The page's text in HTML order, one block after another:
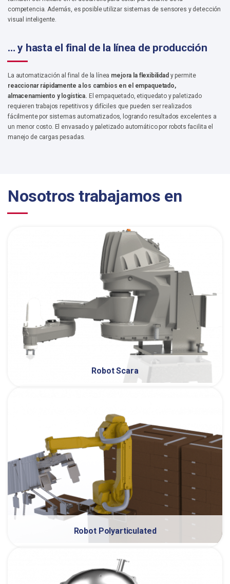
competencia. Además, es posible utilizar sistemas de sensores y detección
visual inteligente.
… y hasta el final de la línea de producción
La automatización al final de la línea mejora la flexibilidad y permite
reaccionar rápidamente a los cambios en el empaquetado,
almacenamiento y logística. El empaquetado, etiquedato y paletizado
requieren trabajos repetitivos y difíciles que pueden ser realizados
fácilmente por sistemas automatizados, logrando resultados excelentes a
un menor costo. El envasado y paletizado automático por robots facilita el
manejo de cargas pesadas.
Nosotros trabajamos en
Robot Scara
Robot Polyarticulated